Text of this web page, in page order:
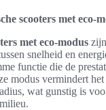
scooters met eco-
met eco-modus
snelheid en
functie die de
modus vermindert
wat gunstig is